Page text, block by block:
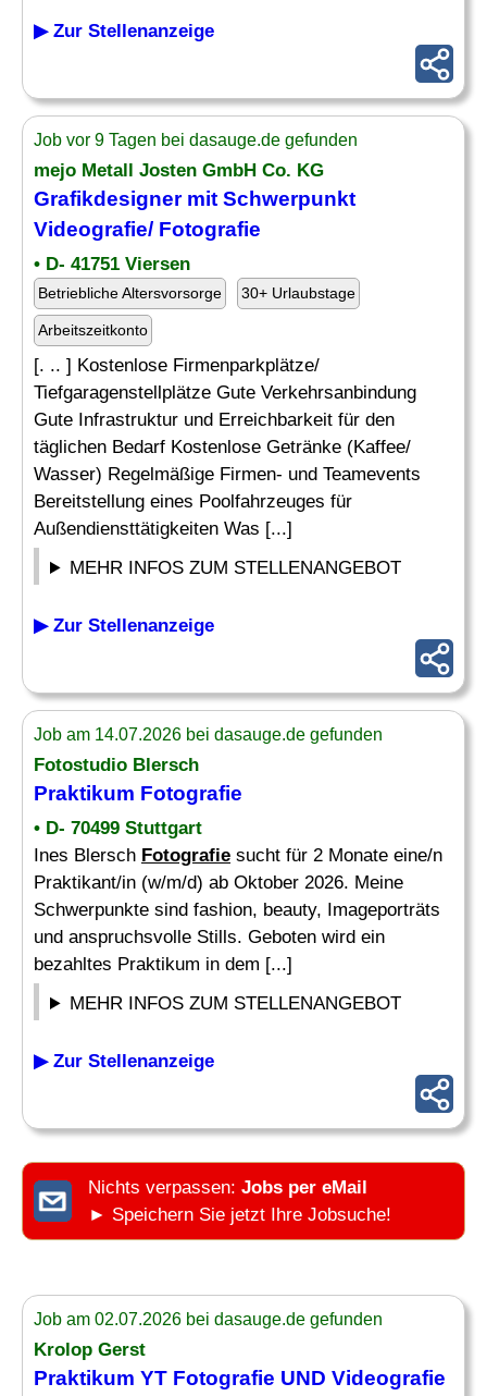
▶ Zur Stellenanzeige
Job vor 9 Tagen bei dasauge.de gefunden
mejo Metall Josten GmbH Co. KG
Grafikdesigner mit Schwerpunkt
Videografie/ Fotografie
• D- 41751 Viersen
Betriebliche Altersvorsorge 30+ Urlaubstage
Arbeitszeitkonto
[. .. ] Kostenlose Firmenparkplätze/
Tiefgaragenstellplätze Gute Verkehrsanbindung
Gute Infrastruktur und Erreichbarkeit für den
täglichen Bedarf Kostenlose Getränke (Kaffee/
Wasser) Regelmäßige Firmen- und Teamevents
Bereitstellung eines Poolfahrzeuges für
Außendiensttätigkeiten Was [...]
MEHR INFOS ZUM STELLENANGEBOT
▶ Zur Stellenanzeige
Job am 14.07.2026 bei dasauge.de gefunden
Fotostudio Blersch
Praktikum Fotografie
• D- 70499 Stuttgart
Ines Blersch Fotografie sucht für 2 Monate eine/n
Praktikant/in (w/m/d) ab Oktober 2026. Meine
Schwerpunkte sind fashion, beauty, Imageporträts
und anspruchsvolle Stills. Geboten wird ein
bezahltes Praktikum in dem [...]
MEHR INFOS ZUM STELLENANGEBOT
▶ Zur Stellenanzeige
Nichts verpassen: Jobs per eMail
► Speichern Sie jetzt Ihre Jobsuche!
Job am 02.07.2026 bei dasauge.de gefunden
Krolop Gerst
Praktikum YT Fotografie UND Videografie